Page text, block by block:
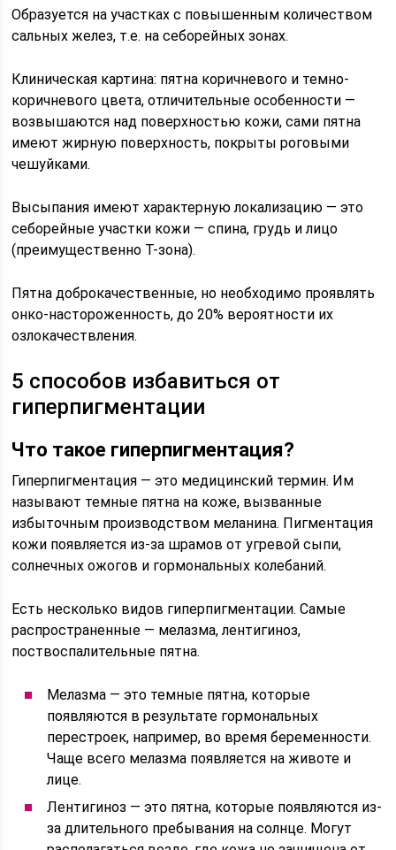
Образуется на участках с повышенным количеством
сальных желез, т.е. на себорейных зонах.
Клиническая картина: пятна коричневого и темно-
коричневого цвета, отличительные особенности —
возвышаются над поверхностью кожи, сами пятна
имеют жирную поверхность, покрыты роговыми
чешуйками.
Высыпания имеют характерную локализацию — это
себорейные участки кожи — спина, грудь и лицо
(преимущественно Т-зона).
Пятна доброкачественные, но необходимо проявлять
онко-настороженность, до 20% вероятности их
озлокачествления.
5 способов избавиться от
гиперпигментации
Что такое гиперпигментация?
Гиперпигментация — это медицинский термин. Им
называют темные пятна на коже, вызванные
избыточным производством меланина. Пигментация
кожи появляется из-за шрамов от угревой сыпи,
солнечных ожогов и гормональных колебаний.
Есть несколько видов гиперпигментации. Самые
распространенные — мелазма, лентигиноз,
поствоспалительные пятна.
Мелазма — это темные пятна, которые
появляются в результате гормональных
перестроек, например, во время беременности.
Чаще всего мелазма появляется на животе и
лице.
Лентигиноз — это пятна, которые появляются из-
за длительного пребывания на солнце. Могут